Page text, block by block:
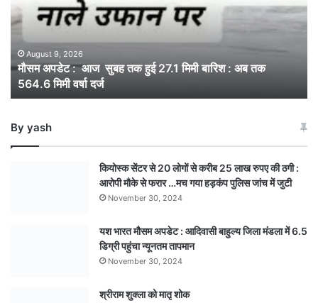
सुबह
तक
27.1
मिमी
बारिश
:
तक
August 9, 2026
मौसम अपडेट : आज सुबह तक हुई 27.1 मिमी बारिश : अब तक
564.6 मिमी वर्षा दर्ज
By yash
कियोस्क सेंटर से 20 लोगों से करीब 25 लाख रुपए की ठगी :
आरोपी मौके से फरार …मच गया हड़कंप पुलिस जांच में जुटी
November 30, 2024
यश भारत मौसम अपडेट : आदिवासी बाहुल्य जिला मंडला में 6.5
डिग्री पहुंचा न्यूनतम तापमान
November 30, 2024
श्रीराम शुक्ला को मातृ शोक